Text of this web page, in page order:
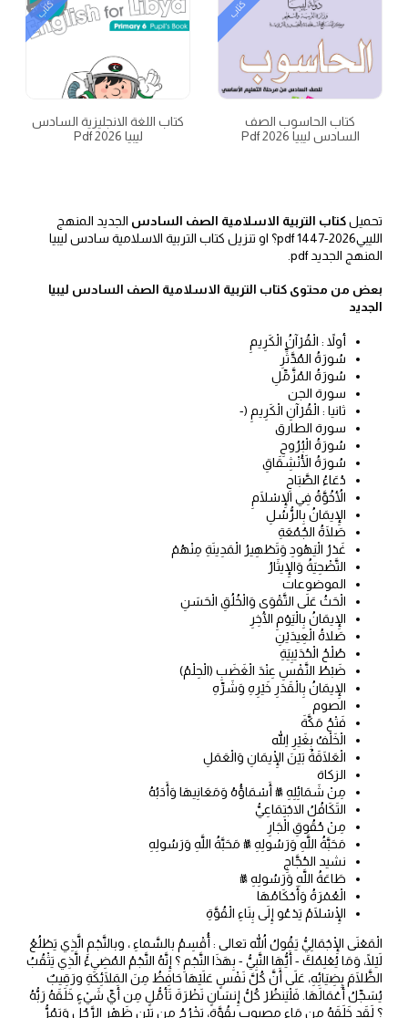
كتاب الحاسوب الصف
السادس ليبيا 2026 Pdf
كتاب
كتاب اللغة الانجليزية السادس
ليبيا 2026 Pdf
كتاب
تحميلكتاب التربية الاسلامية الصف السادس الجديد المنهج
الليبي2026-1447 pdf؟ او تنزيل كتاب التربية الاسلامية سادس ليبيا
المنهج الجديد pdf.
بعض من محتوى كتاب التربية الاسلامية الصف السادس ليبيا
الجديد
أولاً : الْقُرْآنُ الْكَرِيمِ
سُورَةُ المُدَّثِّرِ
سُورَةُ المُزَّمِّلِ
سورة الجن
ثانيا : الْقُرْآنِ الْكَرِيمِ (-
سورة الطارق
سُورَةُ الْبُرُوحِ
سُورَةُ الْأَنْشِقَاقِ
دُعَاءُ الصَّبَاحِ
الأُخُوَّةُ فِي الإِسْلَامِ
الإِيمَانُ بِالرُّسُلِ
صَلَاةُ الجُمُعَةِ
غَدْرُ الْيَهُودِ وَتَطْهِيرُ الْمَدِينَةِ مِنْهُمْ
التَّضْحِيَةُ وَالإِيثَارُ
الموضوعات
الْحَثُ عَلَى التَّقْوَى وَالْخُلُقِ الْحَسَنِ
الإِيمَانُ بِالْيَوْمِ الْآخِرِ
صَلاةُ الْعِيدَيْنِ
صُلْحُ الْحُدَيْبِيَةِ
ضَبْطُ النَّفْسِ عِنْدَ الْغَضَبِ (الْحِلْمُ)
الإِيمَانُ بِالْقَدَرِ خَيْرِهِ وَشَرِّهِ
الصوم
فَتْحُ مَكَّةَ
الْخَلْفُ بِغَيْرِ اللهِ
الْعَلَاقَةُ بَيْنَ الْإِيمَانِ وَالْعَمَلِ
الزكاة
مِنْ شَمَائِلِهِ ﷺ أَسْمَاؤُهُ وَمَعَانِيهَا وَأَدَبُهُ
التَكَافُلُ الاجْتِمَاعِيُّ
مِنْ حُقُوقِ الْجَارِ
مَحَبَّةُ اللَّهِ وَرَسُولِهِ ﷺ مَحَبَّةُ اللَّهِ وَرَسُولِهِ
نشيد الحُجَّاجِ
طَاعَةُ اللَّهِ وَرَسُولِهِ ﷺ
الْعُمْرَةُ وَأَحْكَامُهَا
الْإِسْلَامُ يَدْعُو إِلَى بِنَاءِ الْقُوَّةِ
الْمَعْنَى الْإِجْمَالِيُّ يَقُولُ اللهُ تعالى : أُقْسِمُ بالسَّماءِ ، وبالنَّجْمِ الَّذِي يَطْلُعُ
لَيْلًا، وَمَا يُعْلِمُكَ - أَيُّهَا النَّبِيُّ - بِهَذَا النَّجْمِ ؟ إِنَّهُ النَّجْمُ المُضِيءُ الَّذِي يَثْقُبُ
الظَّلَامَ بِضِيَائِهِ، عَلَى أَنَّ كُلَّ نَفْسٍ عَلَيْهَا حَافِظُ مِنَ المَلَائِكَةِ ورَقِيبٌ
يُسَجِّلُ أَعْمَالَهَا. فَلْيَنظُرْ كُلُّ إِنسَانٍ نَظْرَةَ تَأمُّلٍ مِن أَيِّ شَيْءٍ خَلَقَهُ رَبُّهُ
؟ لَقَد خَلَقَهُ مِن مَاءٍ مصبوب بقُوَّةٍ، يَخْرُجُ مِن بَيْنِ ظَهْرِ الرَّجُلِ وَيَمُرُّ